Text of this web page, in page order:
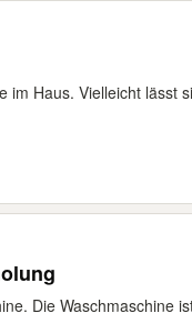
im Haus. Vielleicht lässt
Die Waschmaschine